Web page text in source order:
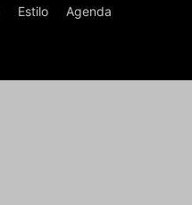
Estilo Agenda